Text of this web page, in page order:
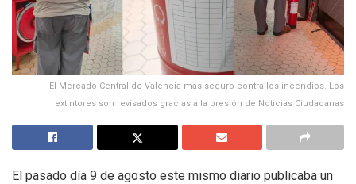
El Mercado Central de Valencia más seguro contra los incendios. Los
extintores son revisados gracias a la presión de Noticias Ciudadanas
El pasado día 9 de agosto este mismo diario publicaba un